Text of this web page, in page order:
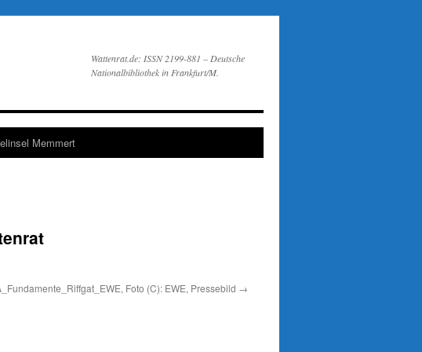
Wattenrat.de: ISSN 2199-881 – Deutsche
Nationalbibliothek in Frankfurt/M.
Memmert
Foto (C): EWE, Pressebild